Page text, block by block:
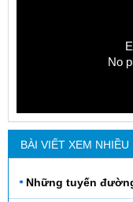
No
BÀI VIẾT XEM NHIỀU
Những tuyến